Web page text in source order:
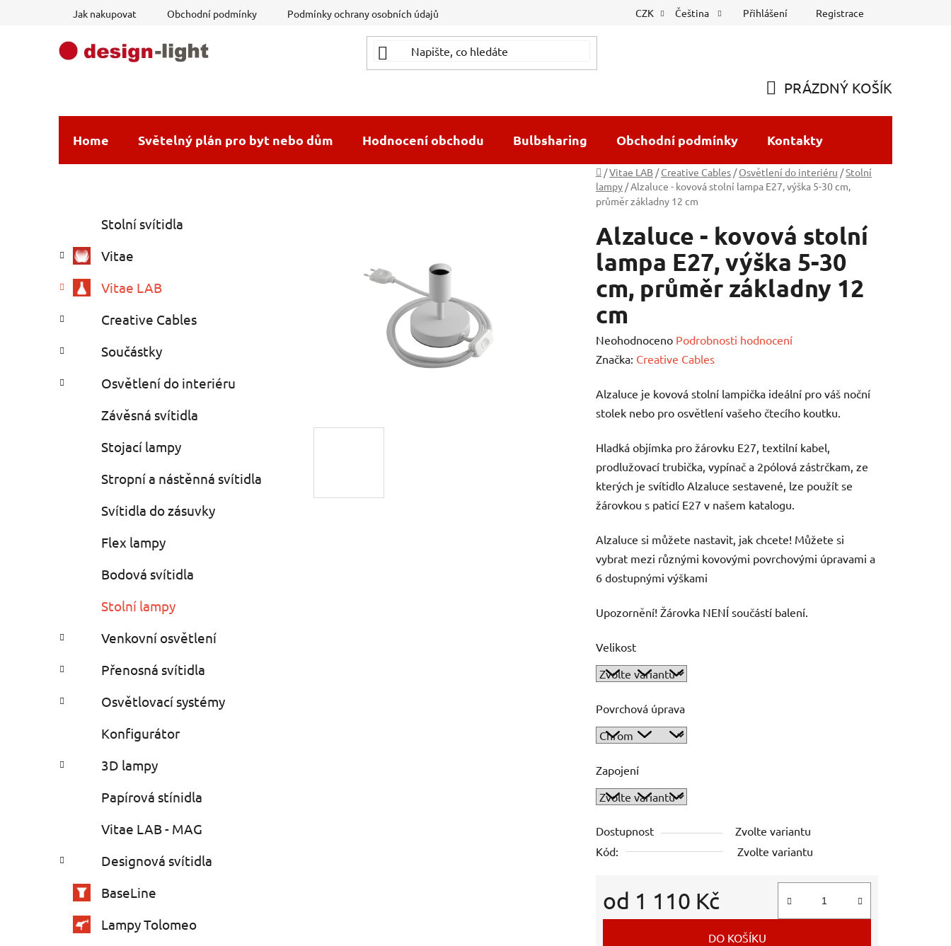
Jak nakupovat Obchodní podmínky Podmínky ochrany osobních údajů CZK Čeština Přihlášení Registrace
KOŠÍK
PRÁZDNÝ KOŠÍK
Home Světelný plán pro byt nebo dům Hodnocení obchodu Bulbsharing Obchodní podmínky Kontakty
Domů
/Vitae LAB / Creative Cables / Osvětlení do interiéru /Stolní
lampy /Alzaluce - kovová stolní lampa E27, výška 5-30 cm,
průměr základny 12 cm
s
r
n
n
p
kategorie
e
o
i
Stolní svítidla
Vitae
Vitae LAB
Creative Cables
Součástky
Osvětlení do interiéru
Závěsná svítidla
Stojací lampy
Stropní a nástěnná svítidla
Svítidla do zásuvky
Flex lampy
Bodová svítidla
Stolní lampy
Venkovní osvětlení
Přenosná svítidla
Osvětlovací systémy
Konfigurátor
3D lampy
Papírová stínidla
Vitae LAB - MAG
Designová svítidla
BaseLine
Lampy Tolomeo
Alzaluce - kovová stolní
lampa E27, výška 5-30
cm, průměr základny 12
cm
Průměrné
hodnocení
je
0,0
5
hvězdiček.
Neohodnoceno Podrobnosti hodnocení
Značka: Creative Cables
Alzaluce je kovová stolní lampička ideální pro váš noční
stolek nebo pro osvětlení vašeho čtecího koutku.
Hladká objímka pro žárovku E27, textilní kabel,
prodlužovací trubička, vypínač a 2pólová zástrčkam, ze
kterých je svítidlo Alzaluce sestavené, lze použít se
žárovkou s paticí E27 v našem katalogu.
Alzaluce si můžete nastavit, jak chcete! Můžete si
vybrat mezi různými kovovými povrchovými úpravami a
6 dostupnými výškami
Upozornění! Žárovka NENÍ součástí balení.
Velikost
Povrchová úprava
Zapojení
Dostupnost
Zvolte variantu
Kód:
Zvolte variantu
od 1 110 Kč
Měrná cena:
DO KOŠÍKU